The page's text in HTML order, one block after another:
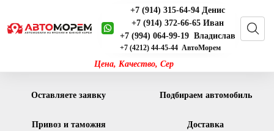
Цена, Качество,_
+7 (914) 315-64-94 Денис
+7 (914) 372-66-65 Иван
+7 (994) 064-99-19 Владислав
+7 (4212) 44-45-44 АвтоМорем
Оставляете заявку Подбираем автомобиль
Привоз и таможня Доставка